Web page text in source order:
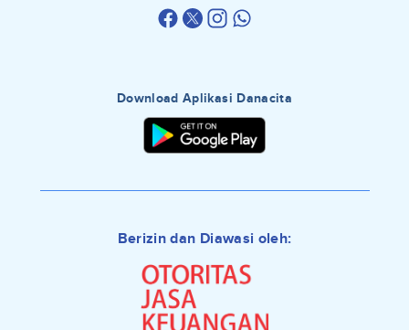
Download Aplikasi Danacita
Berizin dan Diawasi oleh: